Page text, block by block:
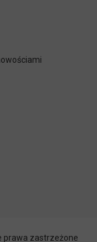
prawa zastrzeżone